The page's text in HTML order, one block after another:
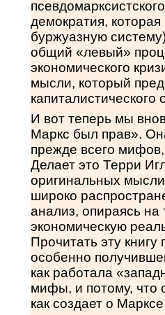
демократия,
буржуазную
общий «левый»
экономического
мысли, который
капиталистического
И вот теперь мы
Маркс был прав».
прежде всего
Делает это Терри
оригинальных
широко
анализ, опираясь
экономическую
Прочитать эту книгу
особенно
как работала
мифы, и потому, что
как создает о